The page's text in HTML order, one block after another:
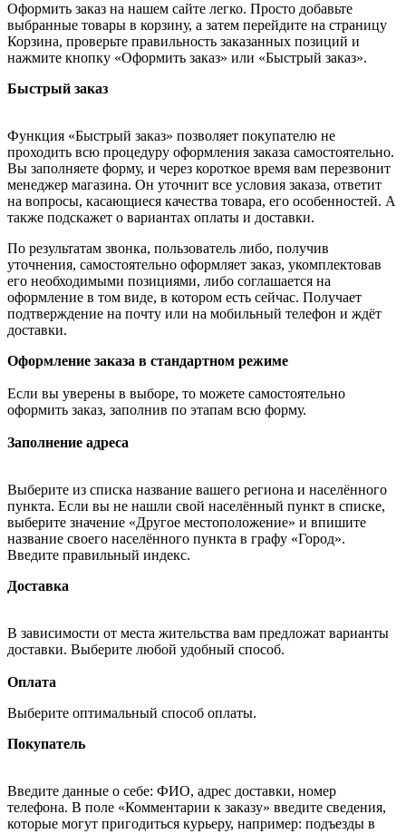
Оформить заказ на нашем сайте легко. Просто добавьте
выбранные товары в корзину, а затем перейдите на страницу
Корзина, проверьте правильность заказанных позиций и
нажмите кнопку «Оформить заказ» или «Быстрый заказ».
Быстрый заказ
Функция «Быстрый заказ» позволяет покупателю не
проходить всю процедуру оформления заказа самостоятельно.
Вы заполняете форму, и через короткое время вам перезвонит
менеджер магазина. Он уточнит все условия заказа, ответит
на вопросы, касающиеся качества товара, его особенностей. А
также подскажет о вариантах оплаты и доставки.
По результатам звонка, пользователь либо, получив
уточнения, самостоятельно оформляет заказ, укомплектовав
его необходимыми позициями, либо соглашается на
оформление в том виде, в котором есть сейчас. Получает
подтверждение на почту или на мобильный телефон и ждёт
доставки.
Оформление заказа в стандартном режиме
Если вы уверены в выборе, то можете самостоятельно
оформить заказ, заполнив по этапам всю форму.
Заполнение адреса
Выберите из списка название вашего региона и населённого
пункта. Если вы не нашли свой населённый пункт в списке,
выберите значение «Другое местоположение» и впишите
название своего населённого пункта в графу «Город».
Введите правильный индекс.
Доставка
В зависимости от места жительства вам предложат варианты
доставки. Выберите любой удобный способ.
Оплата
Выберите оптимальный способ оплаты.
Покупатель
Введите данные о себе: ФИО, адрес доставки, номер
телефона. В поле «Комментарии к заказу» введите сведения,
которые могут пригодиться курьеру, например: подъезды в